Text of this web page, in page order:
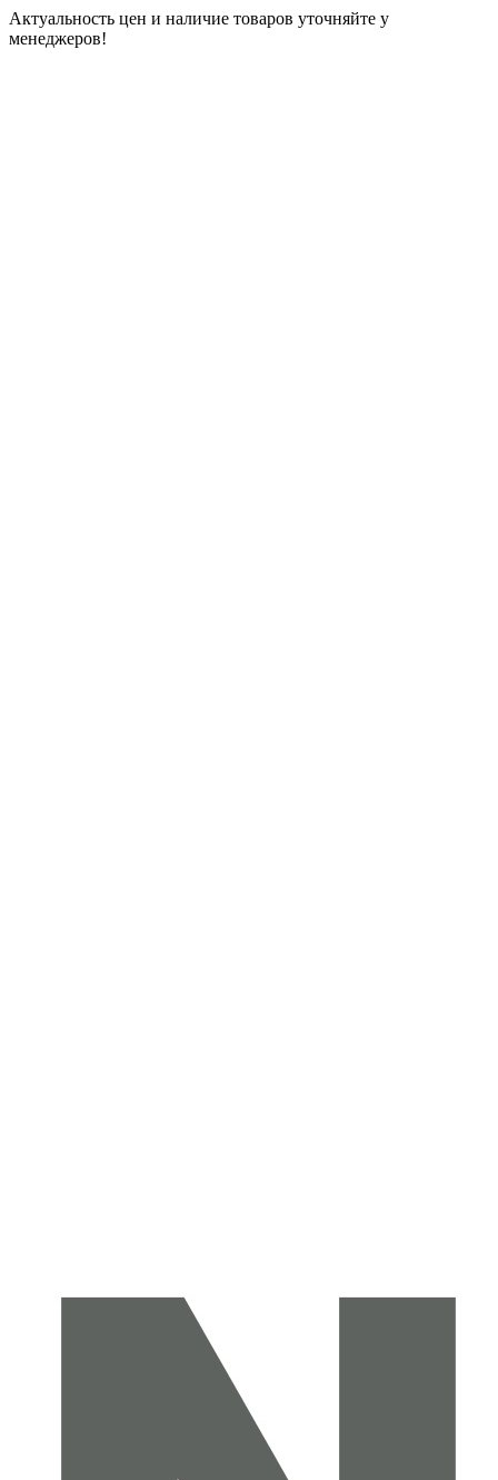
Актуальность цен и наличие товаров уточняйте у
менеджеров!